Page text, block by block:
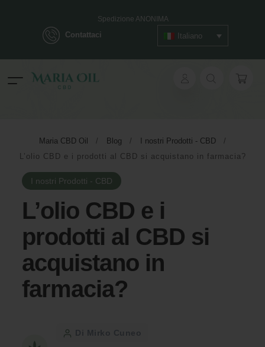
Contattaci
Consegna in 2 giorni lavorativi - 3 sulle isole
Italiano
Maria CBD Oil / Blog / I nostri Prodotti - CBD
/
L’olio CBD e i prodotti al CBD si acquistano in farmacia?
I nostri Prodotti - CBD
L’olio CBD e i
prodotti al CBD si
acquistano in
farmacia?
Post